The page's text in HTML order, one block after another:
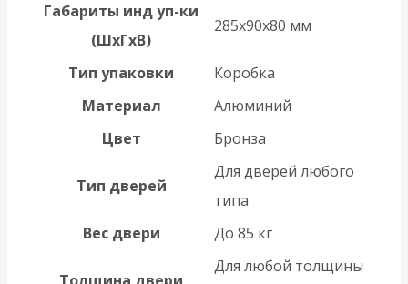
Габариты инд уп-ки
(ШхГхВ)
285x90x80 мм
Тип упаковки
Коробка
Материал
Алюминий
Цвет
Бронза
Тип дверей
Для дверей любого
типа
Вес двери
До 85 кг
Для любой толщины